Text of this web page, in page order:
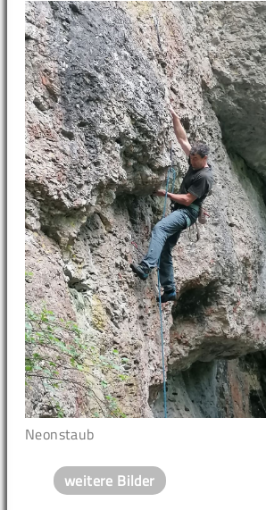
Neonstaub
weitere Bilder